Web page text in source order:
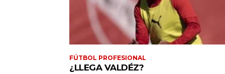
FÚTBOL PROFESIONAL
¿LLEGA VALDÉZ?